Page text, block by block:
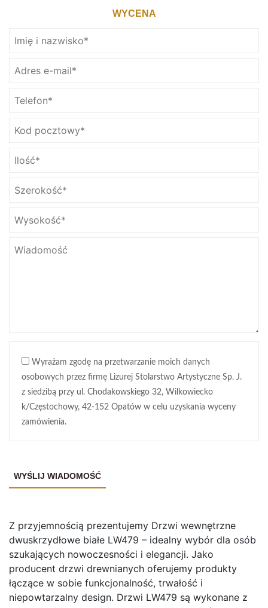
WYCENA
Wyrażam zgodę na przetwarzanie moich danych
osobowych przez firmę Lizurej Stolarstwo Artystyczne Sp. J.
z siedzibą przy ul. Chodakowskiego 32, Wilkowiecko
k/Częstochowy, 42-152 Opatów w celu uzyskania wyceny
zamówienia.
Z przyjemnością prezentujemy Drzwi wewnętrzne
dwuskrzydłowe białe LW479 – idealny wybór dla osób
szukających nowoczesności i elegancji. Jako
producent drzwi drewnianych oferujemy produkty
łączące w sobie funkcjonalność, trwałość i
niepowtarzalny design. Drzwi LW479 są wykonane z